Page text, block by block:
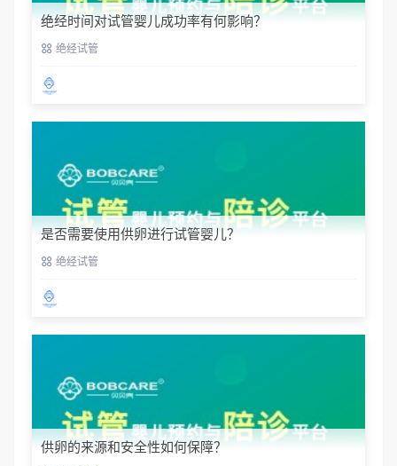
绝经时间对试管婴儿成功率有何影响？
绝经试管
是否需要使用供卵进行试管婴儿？
绝经试管
供卵的来源和安全性如何保障？